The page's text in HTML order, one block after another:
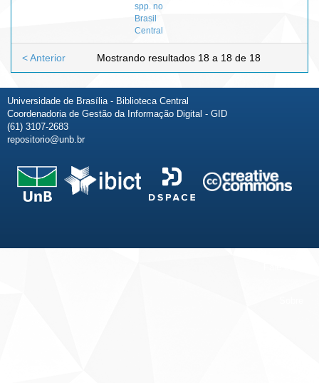
spp. no
Brasil
Central
Mostrando resultados 18 a 18 de 18
< Anterior
Universidade de Brasília - Biblioteca Central
Coordenadoria de Gestão da Informação Digital - GID
(61) 3107-2683
repositorio@unb.br